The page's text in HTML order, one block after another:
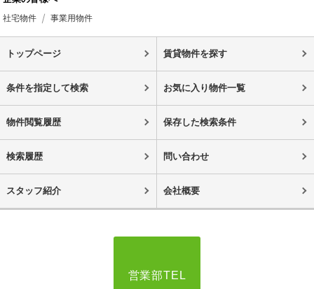
社宅物件 事業用物件
トップページ 賃貸物件を探す
条件を指定して検索 お気に入り物件一覧
物件閲覧履歴 保存した検索条件
検索履歴 問い合わせ
スタッフ紹介 会社概要
営業部TEL